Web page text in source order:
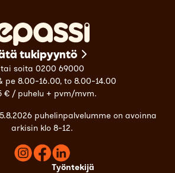
tukipyyntö
tai soita 0200 69000
pe 8.00-16.00, to 8.00-14.00
€ / puhelu + pvm/mvm.
puhelinpalvelumme on avoinna
arkisin klo 8-12.
Työntekijä